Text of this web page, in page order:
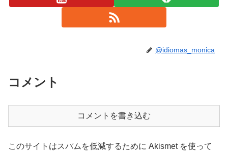
@idiomas_monica
コメント
コメントを書き込む
このサイトはスパムを低減するために Akismet を使って